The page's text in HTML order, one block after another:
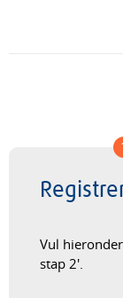
Vul
stap 2'.